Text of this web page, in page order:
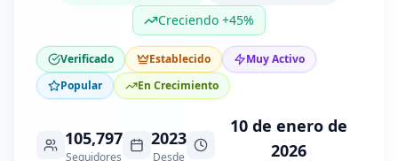
Creciendo +45%
Verificado Establecido
Muy Activo
Popular
En Crecimiento
105,797
Seguidores
2023
Desde
10 de enero de
2026